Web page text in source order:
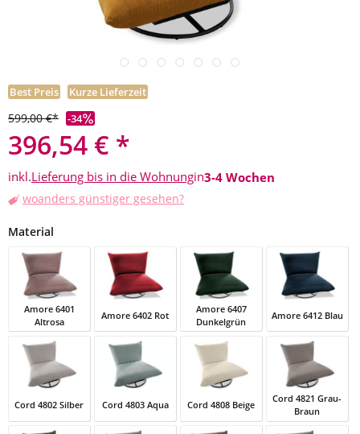
396,54 € *
Best Preis Kurze Lieferzeit
599,00 €* -34
inkl.Lieferung bis in die Wohnungin3-4 Wochen
woanders günstiger gesehen?
Material
Amore 6401
Altrosa
Amore 6401 Altrosa
Amore 6402 Rot
Amore 6402 Rot
Amore 6407
Dunkelgrün
Amore 6407 Dunkelgrün
Amore 6412 Blau
Amore 6412
Cord 4802 Silber
Cord 4802 Silber
Cord 4803 Aqua
Cord 4803 Aqua
Cord 4808 Beige
Cord 4808 Beige
Cord 4821 Grau-
Braun
Cord 4821